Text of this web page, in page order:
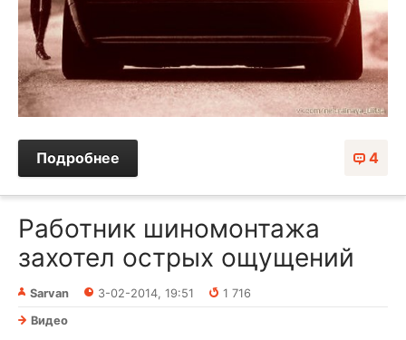
4
Подробнее
Работник шиномонтажа
захотел острых ощущений
Sarvan 3-02-2014, 19:51
1 716
Видео